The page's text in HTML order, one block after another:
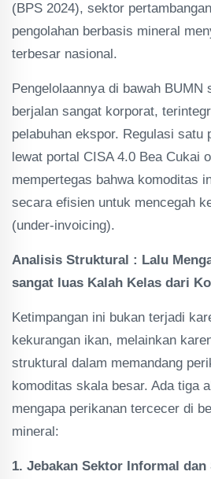
(BPS 2024), sektor
pengolahan berbasis mineral
terbesar nasional.
Pengelolaannya di bawah BUMN
berjalan sangat korporat,
pelabuhan ekspor. Regulasi satu
lewat portal CISA 4.0 Bea Cukai
mempertegas bahwa komoditas
secara efisien untuk mencegah
(under-invoicing).
Analisis Struktural : Lalu
sangat luas Kalah Kelas dari
Ketimpangan ini bukan terjadi
kekurangan ikan, melainkan
struktural dalam memandang
komoditas skala besar. Ada tiga
mengapa perikanan tercecer di
mineral:
1. Jebakan Sektor Informal dan